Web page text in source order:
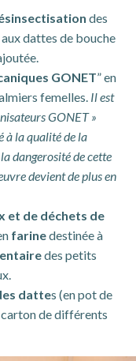
des
dattes de bouche
GONET” en
femelles. Il est
GONET »
à la qualité de la
dangerosité de cette
devient de plus en
et de déchets de
farinedestinée à
des petits
dattes (en pot de
carton de différents